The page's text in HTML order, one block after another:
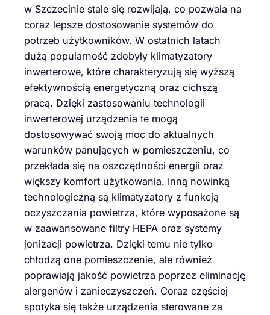
w Szczecinie stale się rozwijają, co pozwala na
coraz lepsze dostosowanie systemów do
potrzeb użytkowników. W ostatnich latach
dużą popularność zdobyły klimatyzatory
inwerterowe, które charakteryzują się wyższą
efektywnością energetyczną oraz cichszą
pracą. Dzięki zastosowaniu technologii
inwerterowej urządzenia te mogą
dostosowywać swoją moc do aktualnych
warunków panujących w pomieszczeniu, co
przekłada się na oszczędności energii oraz
większy komfort użytkowania. Inną nowinką
technologiczną są klimatyzatory z funkcją
oczyszczania powietrza, które wyposażone są
w zaawansowane filtry HEPA oraz systemy
jonizacji powietrza. Dzięki temu nie tylko
chłodzą one pomieszczenie, ale również
poprawiają jakość powietrza poprzez eliminację
alergenów i zanieczyszczeń. Coraz częściej
spotyka się także urządzenia sterowane za